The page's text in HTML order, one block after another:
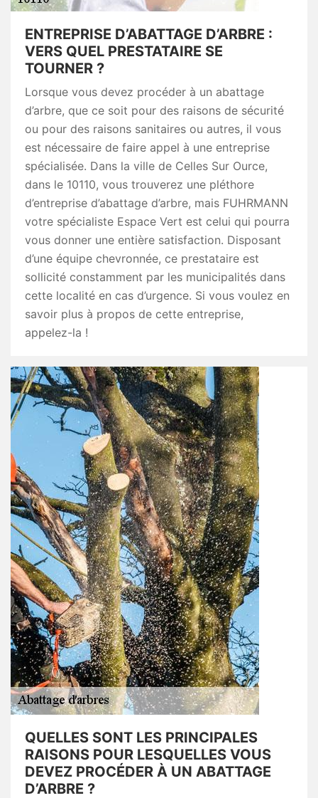
ENTREPRISE D’ABATTAGE D’ARBRE :
VERS QUEL PRESTATAIRE SE
TOURNER ?
Lorsque vous devez procéder à un abattage
d’arbre, que ce soit pour des raisons de sécurité
ou pour des raisons sanitaires ou autres, il vous
est nécessaire de faire appel à une entreprise
spécialisée. Dans la ville de Celles Sur Ource,
dans le 10110, vous trouverez une pléthore
d’entreprise d’abattage d’arbre, mais FUHRMANN
votre spécialiste Espace Vert est celui qui pourra
vous donner une entière satisfaction. Disposant
d’une équipe chevronnée, ce prestataire est
sollicité constamment par les municipalités dans
cette localité en cas d’urgence. Si vous voulez en
savoir plus à propos de cette entreprise,
appelez-la !
QUELLES SONT LES PRINCIPALES
RAISONS POUR LESQUELLES VOUS
DEVEZ PROCÉDER À UN ABATTAGE
D’ARBRE ?